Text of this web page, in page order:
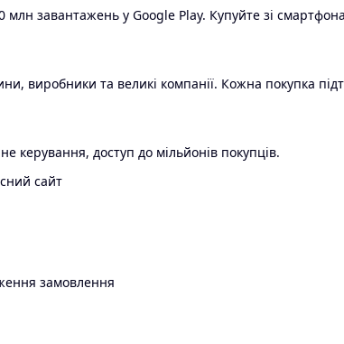
завантажень у Google Play. Купуйте зі
виробники та великі компанії. Кожна покупка
керування, доступ до мільйонів покупців.
сайт
замовлення